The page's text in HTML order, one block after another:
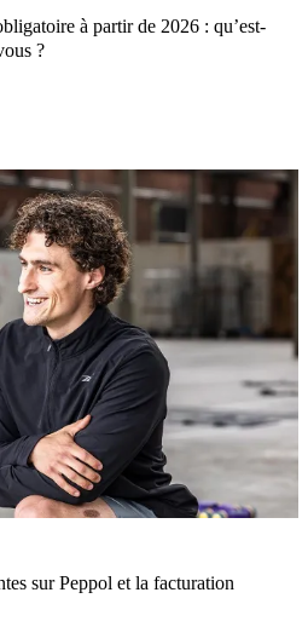
à partir de 2026 : qu’est-
?
sur Peppol et la facturation